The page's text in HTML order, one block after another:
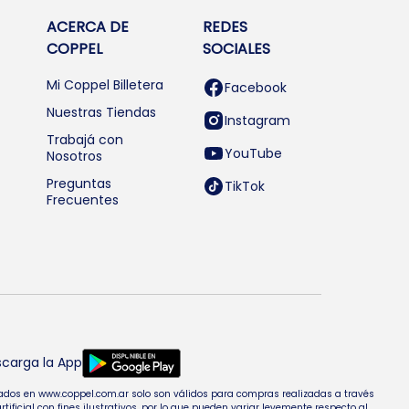
ACERCA DE
COPPEL
Mi Coppel Billetera
Nuestras Tiendas
Trabajá con
Nosotros
Preguntas
Frecuentes
REDES
SOCIALES
Facebook
Instagram
YouTube
TikTok
la App
en www.coppel.com.ar solo son válidos para compras realizadas a través